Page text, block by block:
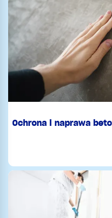
Ochrona i naprawa